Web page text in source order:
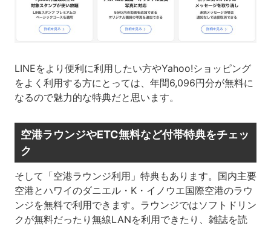
LINEをより便利に利用したい方やYahoo!ショッピング
をよく利用する方にとっては、年間6,096円分が無料に
なるので魅力的な特典だと思います。
空港ラウンジやETC無料など付帯特典をチェッ
ク
そして「空港ラウンジ利用」特典もあります。国内主要
空港とハワイのダニエル・K・イノウエ国際空港のラウ
ンジを無料で利用できます。ラウンジではソフトドリン
クが無料だったり無線LANを利用できたり、雑誌を読